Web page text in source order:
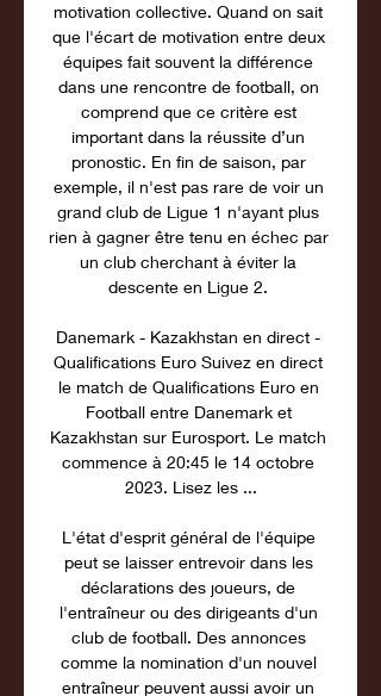
motivation collective. Quand on sait
que l'écart de motivation entre deux
équipes fait souvent la différence
dans une rencontre de football, on
comprend que ce critère est
important dans la réussite d’un
pronostic. En fin de saison, par
exemple, il n'est pas rare de voir un
grand club de Ligue 1 n'ayant plus
rien à gagner être tenu en échec par
un club cherchant à éviter la
descente en Ligue 2.
Danemark - Kazakhstan en direct -
Qualifications Euro Suivez en direct
le match de Qualifications Euro en
Football entre Danemark et
Kazakhstan sur Eurosport. Le match
commence à 20:45 le 14 octobre
2023. Lisez les ...
L'état d'esprit général de l'équipe
peut se laisser entrevoir dans les
déclarations des joueurs, de
l'entraîneur ou des dirigeants d'un
club de football. Des annonces
comme la nomination d'un nouvel
entraîneur peuvent aussi avoir un